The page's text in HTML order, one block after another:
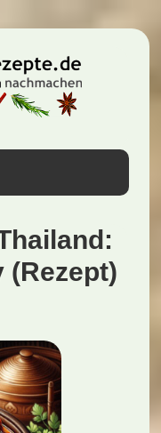
(Rezept)